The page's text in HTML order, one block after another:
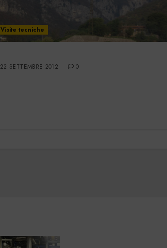
Visite tecniche
22 SETTEMBRE 2012 0